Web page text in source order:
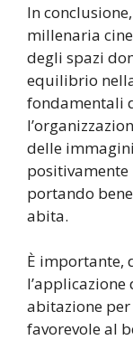
In
millenaria
degli spazi
equilibrio
fondamentali
delle
positivamente
portando
abita.
È importante,
abitazione
favorevole al